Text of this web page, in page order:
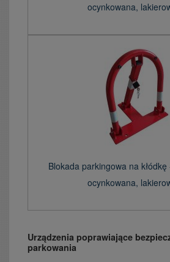
ocynkowana,
Blokada parkingowa na
ocynkowana,
Urządzenia poprawiające
parkowania